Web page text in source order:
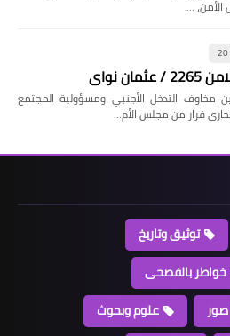
الأمن، …
نواى
2265 : بين مخاوف التدخل الأجنبي ومسؤولية المجتمع
قرار من مجلس الأم…
توثيق وتاريخ
خواطر بالفصحى
صور
علوم وبحوث